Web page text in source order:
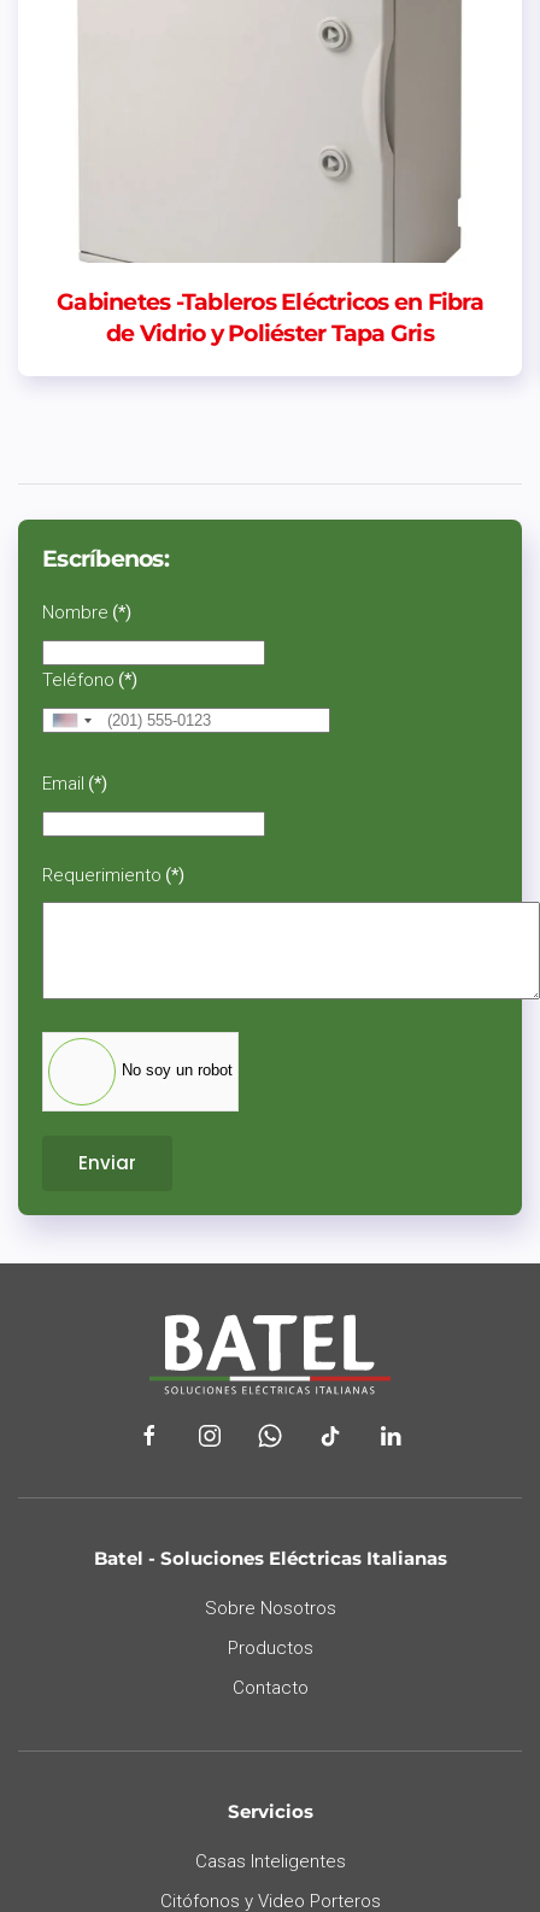
Gabinetes -Tableros Eléctricos en Fibra
de Vidrio y Poliéster Tapa Gris
Escríbenos:
Nombre (*)
Teléfono (*)
United
+1
Email (*)
Requerimiento (*)
No soy un robot
Enviar
Batel - Soluciones Eléctricas Italianas
Sobre Nosotros
Productos
Contacto
Servicios
Casas Inteligentes
Citófonos y Video Porteros